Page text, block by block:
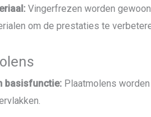
Vingerfrezen worden
om de prestaties te
basisfunctie:Plaatmolens